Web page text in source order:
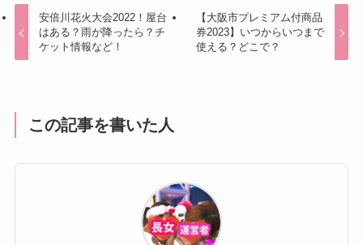
安倍川花火大会2022！屋台
はある？雨が降ったら？チ
ケット情報など！
【大阪市プレミアム付商品
券2023】いつからいつまで
使える？どこで？
この記事を書いた人